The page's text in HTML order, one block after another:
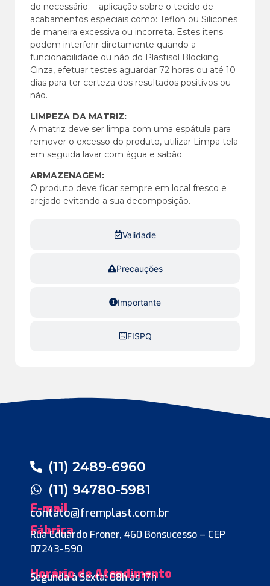
Validade
Precauções
Importante
FISPQ
do necessário; – aplicação sobre o tecido de
acabamentos especiais como: Teflon ou Silicones
de maneira excessiva ou incorreta. Estes itens
podem interferir diretamente quando a
funcionabilidade ou não do Plastisol Blocking
Cinza, efetuar testes aguardar 72 horas ou até 10
dias para ter certeza dos resultados positivos ou
não.
LIMPEZA DA MATRIZ:
A matriz deve ser limpa com uma espátula para
remover o excesso do produto, utilizar Limpa tela
em seguida lavar com água e sabão.
ARMAZENAGEM:
O produto deve ficar sempre em local fresco e
arejado evitando a sua decomposição.
(11) 2489-6960
(11) 94780-5981
E-mail
contato@fremplast.com.br
Fábrica
Rua Eduardo Froner, 460 Bonsucesso – CEP
07243-590
Horário de Atendimento
Segunda à Sexta: 08h às 17h